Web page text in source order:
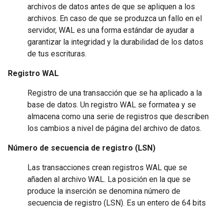
archivos de datos antes de que se apliquen a los
archivos. En caso de que se produzca un fallo en el
servidor, WAL es una forma estándar de ayudar a
garantizar la integridad y la durabilidad de los datos
de tus escrituras.
Registro WAL
Registro de una transacción que se ha aplicado a la
base de datos. Un registro WAL se formatea y se
almacena como una serie de registros que describen
los cambios a nivel de página del archivo de datos.
Número de secuencia de registro (LSN)
Las transacciones crean registros WAL que se
añaden al archivo WAL. La posición en la que se
produce la inserción se denomina número de
secuencia de registro (LSN). Es un entero de 64 bits